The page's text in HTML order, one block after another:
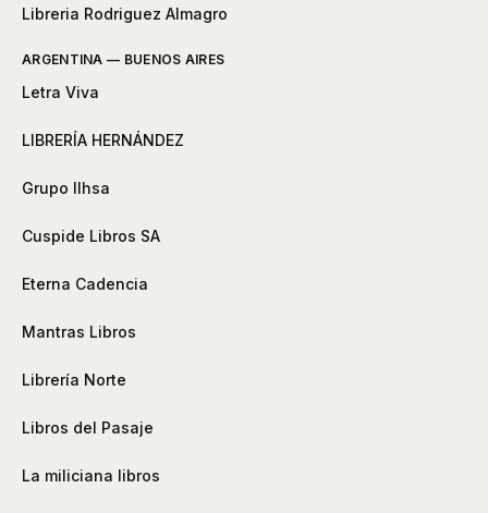
Libreria Rodriguez Almagro
ARGENTINA — BUENOS AIRES
Letra Viva
LIBRERÍA HERNÁNDEZ
Grupo Ilhsa
Cuspide Libros SA
Eterna Cadencia
Mantras Libros
Librería Norte
Libros del Pasaje
La miliciana libros